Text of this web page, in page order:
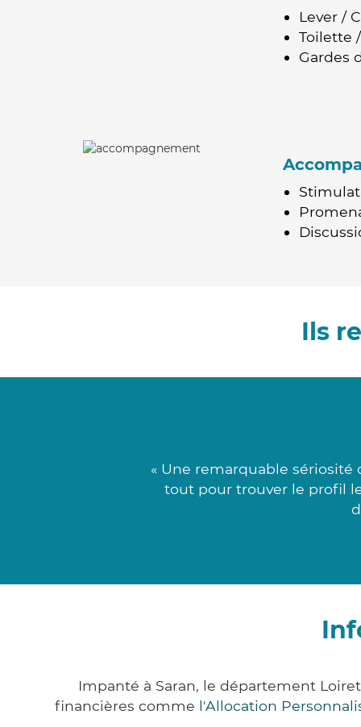
Lever /
Toilette
Gardes
Ils
« Une remarquable
tout pour trouver le profil
Impanté à Saran, le département
financières comme l'Allocation